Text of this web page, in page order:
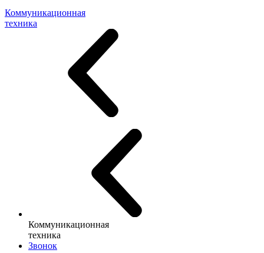
Коммуникационная
техника
Коммуникационная
техника
Звонок